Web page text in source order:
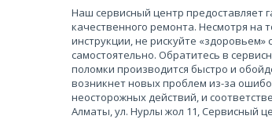
Наш сервисный центр предоставляет
качественного ремонта. Несмотря на
инструкции, не рискуйте
самостоятельно. Обратитесь в
поломки производится быстро и
возникнет новых проблем из-за
неосторожных действий, и
Алматы, ул. Нурлы жол 11, Сервисный